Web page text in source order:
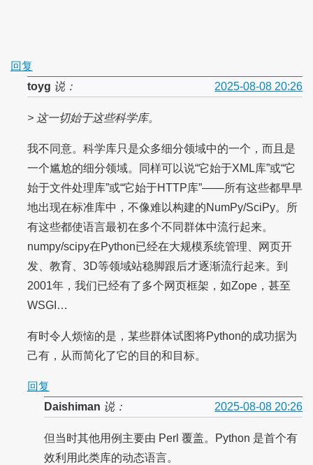
回复
toyg 说： 2025-08-08 20:26
> 这一切始于这些科学库。
我不同意。科学库只是众多细分领域中的一个，而且是
一个尴尬的细分领域。同样可以说“它始于XML库”或“它
始于文件处理库”或“它始于HTTP库”——所有这些都早早
地出现在标准库中，不像难以构建的NumPy/SciPy。所
有这些都使语言最初在多个不同群体中流行起来。
numpy/scipy在Python已经在大规模系统管理、网页开
发、教育、3D等领域站稳脚跟后才逐渐流行起来。到
2001年，我们已经有了多个网页框架，如Zope，甚至
WSGI…
有时令人烦恼的是，某些群体试图将Python的成功据为
己有，从而简化了它的目的和目标。
回复
Daishiman 说： 2025-08-08 20:26
但当时其他用例主要由 Perl 覆盖。Python 是首个有
效利用此类库的动态语言。